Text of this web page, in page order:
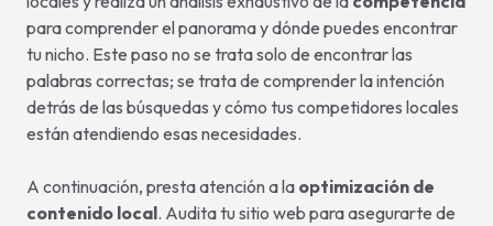
para comprender el panorama y dónde puedes encontrar
tu nicho. Este paso no se trata solo de encontrar las
palabras correctas; se trata de comprender la intención
detrás de las búsquedas y cómo tus competidores locales
están atendiendo esas necesidades.
A continuación, presta atención a la optimización de
contenido local. Audita tu sitio web para asegurarte de